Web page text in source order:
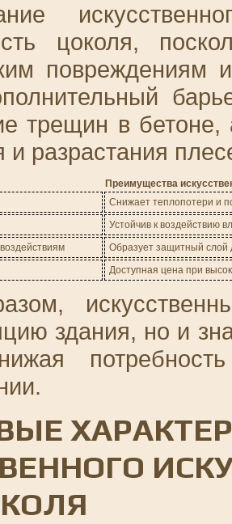
цоколя,
повреждениям
трещин в бетоне,
и разрастания
Преимущества
Снижает теплопотери и
Устойчив к воздействию
Образует защитный слой
Доступная цена при
здания, но и